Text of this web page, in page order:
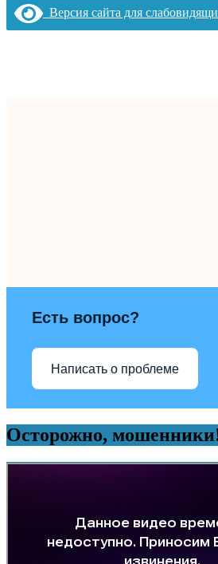
Версия сайта для
Есть вопрос?
Написать о проблеме
Осторожно,